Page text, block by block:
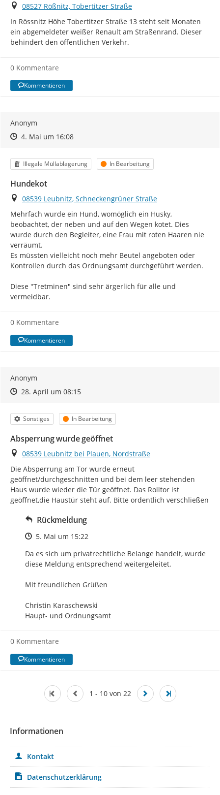
Ort
08527 Rößnitz, Tobertitzer Straße
In Rössnitz Höhe Tobertitzer Straße 13 steht seit Monaten
ein abgemeldeter weißer Renault am Straßenrand. Dieser
behindert den öffentlichen Verkehr.
0 Kommentare
Kommentieren
Anonym
Zeitpunkt des Erstellens
Zeitpunkt des Erstellens
4. Mai um 16:08Zur Äußerung
Kategorie
Illegale Müllablagerung Status
In Bearbeitung
Hundekot
Ort
08539 Leubnitz, Schneckengrüner Straße
Mehrfach wurde ein Hund, womöglich ein Husky,
beobachtet, der neben und auf den Wegen kotet. Dies
wurde durch den Begleiter, eine Frau mit roten Haaren nie
verräumt.
Es müssten vielleicht noch mehr Beutel angeboten oder
Kontrollen durch das Ordnungsamt durchgeführt werden.
Diese "Tretminen" sind sehr ärgerlich für alle und
vermeidbar.
0 Kommentare
Kommentieren
Anonym
Zeitpunkt des Erstellens
Zeitpunkt des Erstellens
28. April um 08:15Zur Äußerung
Kategorie
Sonstiges Status
In Bearbeitung
Absperrung wurde geöffnet
Ort
08539 Leubnitz bei Plauen, Nordstraße
Die Absperrung am Tor wurde erneut
geöffnet/durchgeschnitten und bei dem leer stehenden
Haus wurde wieder die Tür geöffnet. Das Rolltor ist
geöffnet,die Haustür steht auf. Bitte ordentlich verschließen
Rückmeldung
Zeitpunkt des Erstellens
5. Mai um 15:22
Da es sich um privatrechtliche Belange handelt, wurde
diese Meldung entsprechend weitergeleitet.
Mit freundlichen Grüßen
Christin Karaschewski
Haupt- und Ordnungsamt
0 Kommentare
Kommentieren
1 - 10 von 22
Informationen
Kontakt
Datenschutzerklärung